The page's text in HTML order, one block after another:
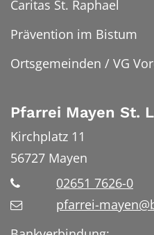
Caritas St. Raphael
Prävention im Bistum
Ortsgemeinden / VG
Pfarrei Mayen St.
Kirchplatz 11
56727 Mayen
02651 7626-0
pfarrei-